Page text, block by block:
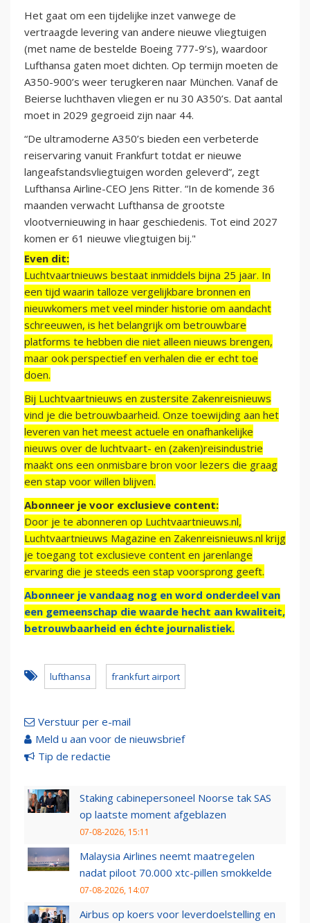
Het gaat om een tijdelijke inzet vanwege de
vertraagde levering van andere nieuwe vliegtuigen
(met name de bestelde Boeing 777-9’s), waardoor
Lufthansa gaten moet dichten. Op termijn moeten de
A350-900’s weer terugkeren naar München. Vanaf de
Beierse luchthaven vliegen er nu 30 A350’s. Dat aantal
moet in 2029 gegroeid zijn naar 44.
“De ultramoderne A350’s bieden een verbeterde
reiservaring vanuit Frankfurt totdat er nieuwe
langeafstandsvliegtuigen worden geleverd”, zegt
Lufthansa Airline-CEO Jens Ritter. “In de komende 36
maanden verwacht Lufthansa de grootste
vlootvernieuwing in haar geschiedenis. Tot eind 2027
komen er 61 nieuwe vliegtuigen bij."
Even dit:
Luchtvaartnieuws bestaat inmiddels bijna 25 jaar. In
een tijd waarin talloze vergelijkbare bronnen en
nieuwkomers met veel minder historie om aandacht
schreeuwen, is het belangrijk om betrouwbare
platforms te hebben die niet alleen nieuws brengen,
maar ook perspectief en verhalen die er echt toe
doen.
Bij Luchtvaartnieuws en zustersite Zakenreisnieuws
vind je die betrouwbaarheid. Onze toewijding aan het
leveren van het meest actuele en onafhankelijke
nieuws over de luchtvaart- en (zaken)reisindustrie
maakt ons een onmisbare bron voor lezers die graag
een stap voor willen blijven.
Abonneer je voor exclusieve content:
Door je te abonneren op Luchtvaartnieuws.nl,
Luchtvaartnieuws Magazine en Zakenreisnieuws.nl krijg
je toegang tot exclusieve content en jarenlange
ervaring die je steeds een stap voorsprong geeft.
Abonneer je vandaag nog en word onderdeel van
een gemeenschap die waarde hecht aan kwaliteit,
betrouwbaarheid en échte journalistiek.
lufthansa frankfurt airport
Verstuur per e-mail
Meld u aan voor de nieuwsbrief
Tip de redactie
Staking cabinepersoneel Noorse tak SAS
op laatste moment afgeblazen
07-08-2026, 15:11
Malaysia Airlines neemt maatregelen
nadat piloot 70.000 xtc-pillen smokkelde
07-08-2026, 14:07
Airbus op koers voor leverdoelstelling en